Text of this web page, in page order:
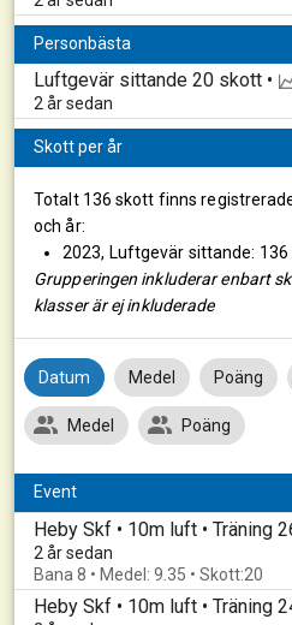
Personbästa
Luftgevär sittande 20 skott •
2 år sedan
Skott per år
Totalt 136 skott finns
och år:
2023, Luftgevär sittande:
Grupperingen inkluderar enbart
klasser är ej inkluderade
Datum Medel Poäng
Medel Poäng
Event
Heby Skf • 10m luft • Träning
2 år sedan
Bana 8 • Medel: 9.35 • Skott:20
Heby Skf • 10m luft • Träning